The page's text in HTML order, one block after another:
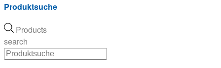
Produktsuche
Products
search